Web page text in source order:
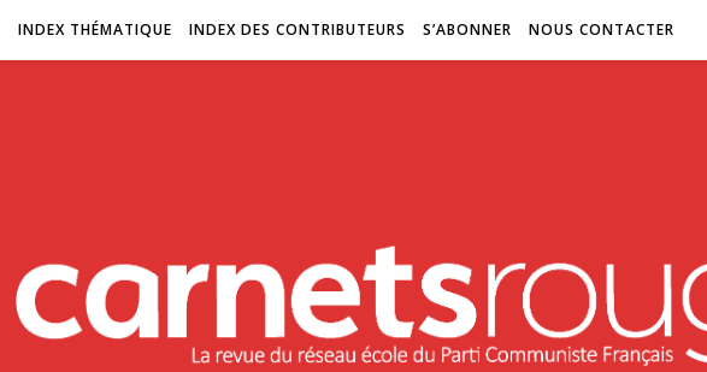
INDEX THÉMATIQUE INDEX DES CONTRIBUTEURS S’ABONNER NOUS CONTACTER